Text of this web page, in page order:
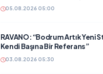
05.08.2026 05:00
RAVANO: “Bodrum Artık Yeni
Kendi Başına Bir Referans”
03.08.2026 05:30